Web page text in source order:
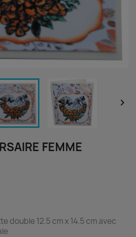

FEMME
double 12.5 cm x 14.5 cm avec